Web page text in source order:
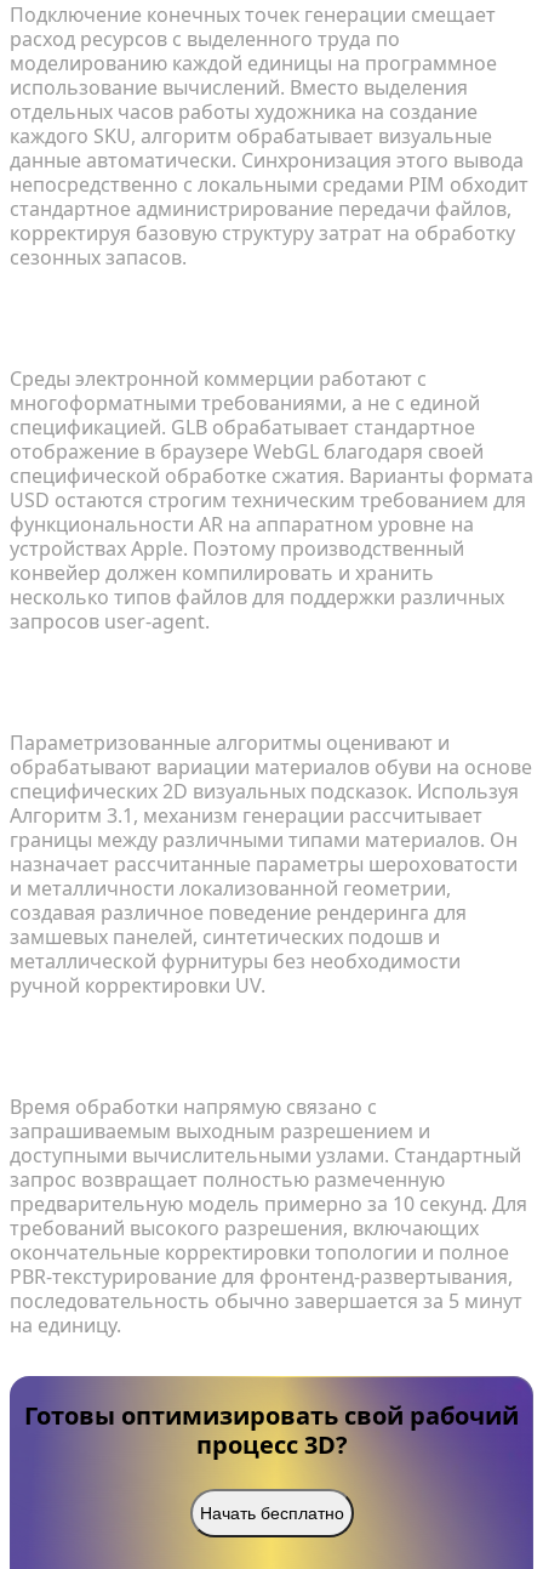
Подключение конечных точек генерации смещает
расход ресурсов с выделенного труда по
моделированию каждой единицы на программное
использование вычислений. Вместо выделения
отдельных часов работы художника на создание
каждого SKU, алгоритм обрабатывает визуальные
данные автоматически. Синхронизация этого вывода
непосредственно с локальными средами PIM обходит
стандартное администрирование передачи файлов,
корректируя базовую структуру затрат на обработку
сезонных запасов.
Среды электронной коммерции работают с
многоформатными требованиями, а не с единой
спецификацией. GLB обрабатывает стандартное
отображение в браузере WebGL благодаря своей
специфической обработке сжатия. Варианты формата
USD остаются строгим техническим требованием для
функциональности AR на аппаратном уровне на
устройствах Apple. Поэтому производственный
конвейер должен компилировать и хранить
несколько типов файлов для поддержки различных
запросов user-agent.
Параметризованные алгоритмы оценивают и
обрабатывают вариации материалов обуви на основе
специфических 2D визуальных подсказок. Используя
Алгоритм 3.1, механизм генерации рассчитывает
границы между различными типами материалов. Он
назначает рассчитанные параметры шероховатости
и металличности локализованной геометрии,
создавая различное поведение рендеринга для
замшевых панелей, синтетических подошв и
металлической фурнитуры без необходимости
ручной корректировки UV.
Время обработки напрямую связано с
запрашиваемым выходным разрешением и
доступными вычислительными узлами. Стандартный
запрос возвращает полностью размеченную
предварительную модель примерно за 10 секунд. Для
требований высокого разрешения, включающих
окончательные корректировки топологии и полное
PBR-текстурирование для фронтенд-развертывания,
последовательность обычно завершается за 5 минут
на единицу.
Готовы оптимизировать свой рабочий
процесс 3D?
Начать бесплатно